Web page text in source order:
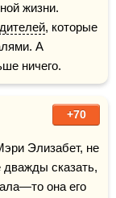
жизни.
, которые
А
ничего.
+70
Элизабет, не
дважды сказать,
она его